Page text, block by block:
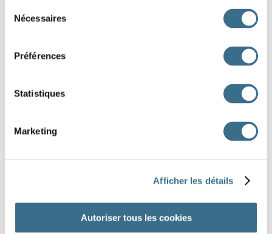
Nécessaires
Préférences
Statistiques
Marketing
Afficher les détails
Autoriser tous les cookies